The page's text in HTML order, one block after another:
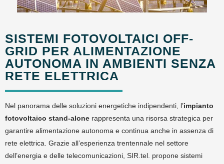
SISTEMI FOTOVOLTAICI OFF-
GRID PER ALIMENTAZIONE
AUTONOMA IN AMBIENTI SENZA
RETE ELETTRICA
Nel panorama delle soluzioni energetiche indipendenti, l’impianto
fotovoltaico stand-alone rappresenta una risorsa strategica per
garantire alimentazione autonoma e continua anche in assenza di
rete elettrica. Grazie all’esperienza trentennale nel settore
dell’energia e delle telecomunicazioni, SIR.tel. propone sistemi